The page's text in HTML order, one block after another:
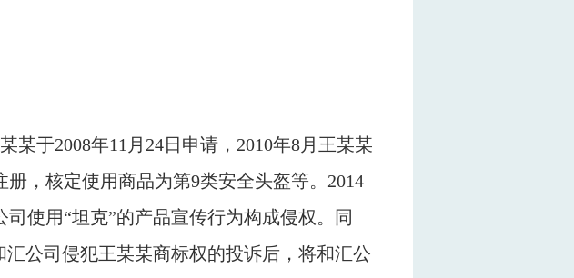
某于2008年11 月 24日申请， 2010年8月王某某
册，核定使用商品为第9类安全头盔等。 2014
使用“坦克”的产品宣传行为构成侵权。同
公司侵犯王某某商标权的投诉后，将和汇公